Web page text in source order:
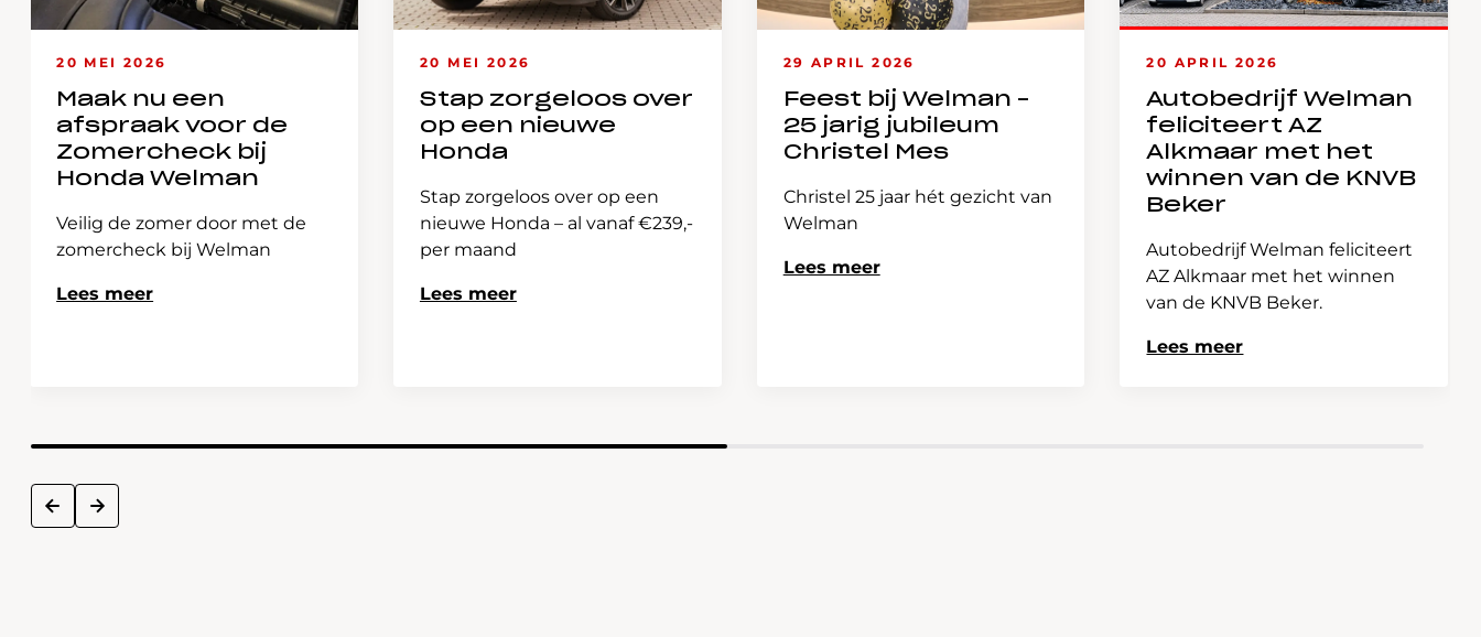
20 MEI 2026
Maak nu een
afspraak voor de
Zomercheck bij
Honda Welman
Veilig de zomer door met de
zomercheck bij Welman
Lees meer
20 MEI 2026
Stap zorgeloos over
op een nieuwe
Honda
Stap zorgeloos over op een
nieuwe Honda – al vanaf €239,-
per maand
Lees meer
29 APRIL 2026
Feest bij Welman –
25 jarig jubileum
Christel Mes
Christel 25 jaar hét gezicht van
Welman
Lees meer
20 APRIL 2026
Autobedrijf Welman
feliciteert AZ
Alkmaar met het
winnen van de KNVB
Beker
Autobedrijf Welman feliciteert
AZ Alkmaar met het winnen
van de KNVB Beker.
Lees meer
prev next